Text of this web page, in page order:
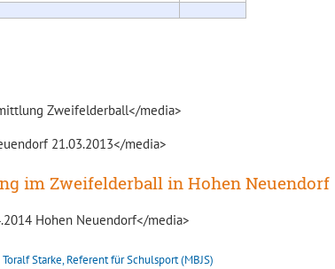
Zweifelderball</media>
21.03.2013</media>
im Zweifelderball in Hohen Neuendorf
Hohen Neuendorf</media>
Toralf Starke, Referent für Schulsport (MBJS)